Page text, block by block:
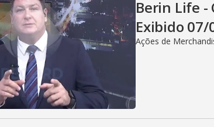
Berin Life -
Exibido 07/
Ações de